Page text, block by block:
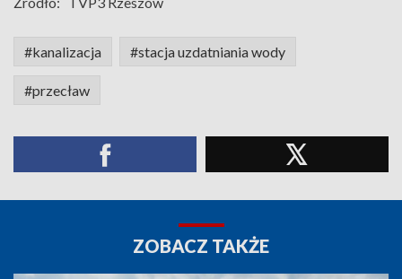
#kanalizacja #stacja uzdatniania wody
#przecław
ZOBACZ TAKŻE